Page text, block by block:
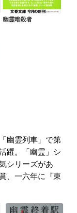
幽霊暗殺者
幽霊列車」で第
躍。「幽霊」シ
シリーズがあ
、一六年に『東